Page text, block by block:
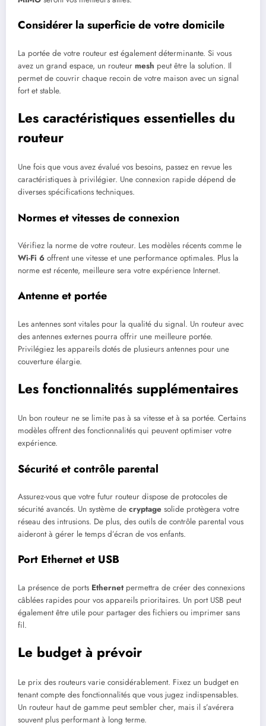
Considérer la superficie de votre domicile
La portée de votre routeur est également déterminante. Si vous
avez un grand espace, un routeur mesh peut être la solution. Il
permet de couvrir chaque recoin de votre maison avec un signal
fort et stable.
Les caractéristiques essentielles du
routeur
Une fois que vous avez évalué vos besoins, passez en revue les
caractéristiques à privilégier. Une connexion rapide dépend de
diverses spécifications techniques.
Normes et vitesses de connexion
Vérifiez la norme de votre routeur. Les modèles récents comme le
Wi-Fi 6 offrent une vitesse et une performance optimales. Plus la
norme est récente, meilleure sera votre expérience Internet.
Antenne et portée
Les antennes sont vitales pour la qualité du signal. Un routeur avec
des antennes externes pourra offrir une meilleure portée.
Privilégiez les appareils dotés de plusieurs antennes pour une
couverture élargie.
Les fonctionnalités supplémentaires
Un bon routeur ne se limite pas à sa vitesse et à sa portée. Certains
modèles offrent des fonctionnalités qui peuvent optimiser votre
expérience.
Sécurité et contrôle parental
Assurez-vous que votre futur routeur dispose de protocoles de
sécurité avancés. Un système de cryptage solide protègera votre
réseau des intrusions. De plus, des outils de contrôle parental vous
aideront à gérer le temps d’écran de vos enfants.
Port Ethernet et USB
La présence de ports Ethernetpermettra de créer des connexions
câblées rapides pour vos appareils prioritaires. Un port USB peut
également être utile pour partager des fichiers ou imprimer sans
fil.
Le budget à prévoir
Le prix des routeurs varie considérablement. Fixez un budget en
tenant compte des fonctionnalités que vous jugez indispensables.
Un routeur haut de gamme peut sembler cher, mais il s’avérera
souvent plus performant à long terme.